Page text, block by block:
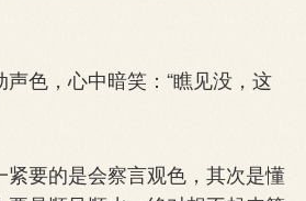
色，心中暗笑：“瞧见没，这
要的是会察言观色，其次是懂